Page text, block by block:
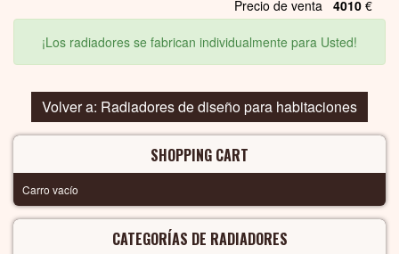
Precio de venta 4010 €
¡Los radiadores se fabrican individualmente para Usted!
Volver a: Radiadores de diseño para habitaciones
SHOPPING CART
Carro vacío
CATEGORÍAS DE RADIADORES